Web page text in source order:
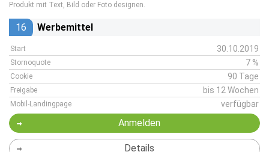
Produkt mit Text, Bild oder Foto designen.
16 Werbemittel
Start 30.10.2019
Stornoquote 7 %
Cookie 90 Tage
Freigabe bis 12 Wochen
Mobil-Landingpage verfügbar
Anmelden
Details